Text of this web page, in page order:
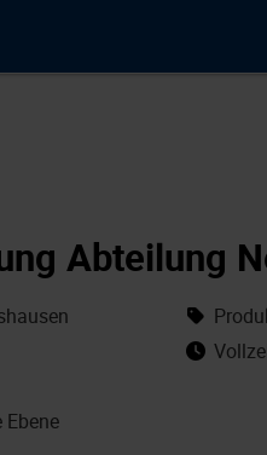
Abteilung